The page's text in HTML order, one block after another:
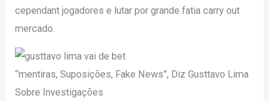
cependant jogadores e lutar por grande fatia carry out
mercado.
“mentiras, Suposições, Fake News”, Diz Gusttavo Lima
Sobre Investigações